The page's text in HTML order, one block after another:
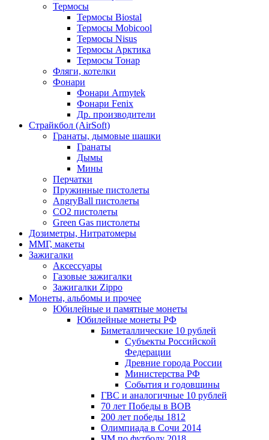
Термосы
Термосы Biostal
Термосы Mobicool
Термосы Nisus
Термосы Арктика
Термосы Тонар
Фляги, котелки
Фонари
Фонари Armytek
Фонари Fenix
Др. производители
Страйкбол (AirSoft)
Гранаты, дымовые шашки
Гранаты
Дымы
Мины
Перчатки
Пружинные пистолеты
AngryBall пистолеты
CO2 пистолеты
Green Gas пистолеты
Дозиметры, Нитратомеры
ММГ, макеты
Зажигалки
Аксессуары
Газовые зажигалки
Зажигалки Zippo
Монеты, альбомы и прочее
Юбилейные и памятные монеты
Юбилейные монеты РФ
Биметаллические 10 рублей
Субъекты Российской
Федерации
Древние города России
Министерства РФ
События и годовщины
ГВС и аналогичные 10 рублей
70 лет Победы в ВОВ
200 лет победы 1812
Олимпиада в Сочи 2014